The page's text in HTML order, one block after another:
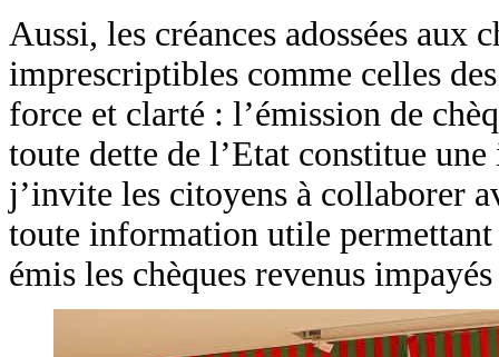
Aussi, les créances adossées aux
imprescriptibles comme celles
force et clarté : l’émission de
toute dette de l’Etat constitue
j’invite les citoyens à collaborer
toute information utile permettant
émis les chèques revenus